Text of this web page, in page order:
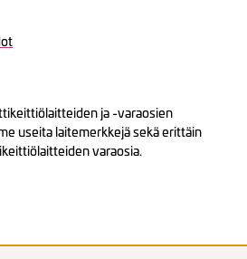
ja -varaosien
useita laitemerkkejä sekä erittäin
varaosia.